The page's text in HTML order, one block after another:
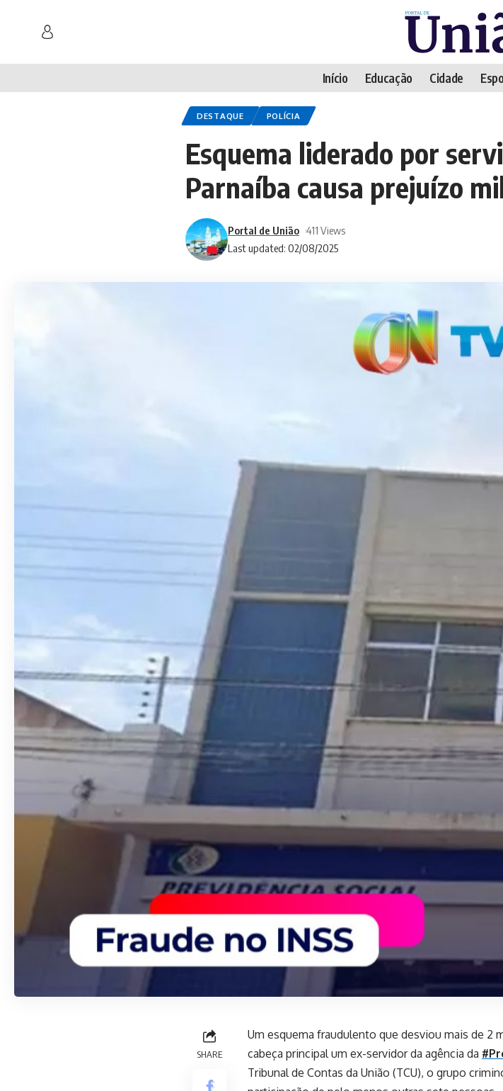
Início Educação Cidade
DESTAQUE POLÍCIA
Esquema liderado por
Parnaíba causa prejuízo
Last updated: 02/08/2025
Portal de União 411 Views
SHARE
Um esquema fraudulento que desviou mais de 2
cabeça principal um ex-servidor da agência da
Tribunal de Contas da União (TCU), o grupo